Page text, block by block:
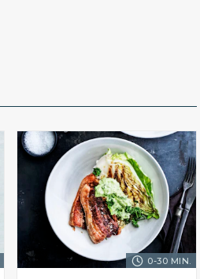
0-30 MIN.